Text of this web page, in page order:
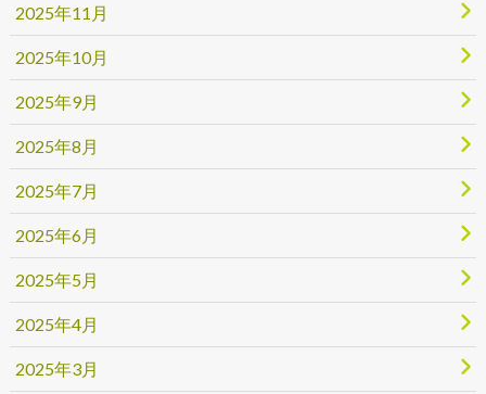
2025年11月
2025年10月
2025年9月
2025年8月
2025年7月
2025年6月
2025年5月
2025年4月
2025年3月